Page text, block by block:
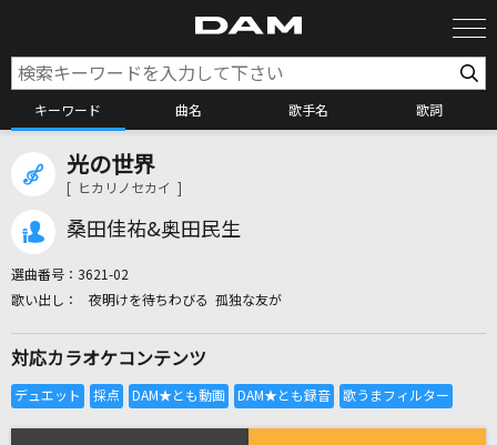
キーワード 曲名 歌手名 歌詞
全国りれき
光の世界
[ ヒカリノセカイ ]
桑田佳祐&奥田民生
選曲番号： 3621-02
夜明けを待ちわびる 孤独な友が
対応カラオケコンテンツ